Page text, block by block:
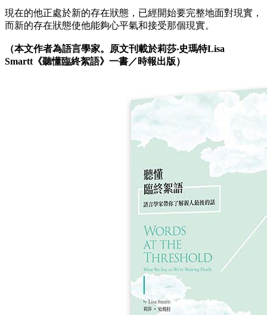
現在的他正處於新的存在狀態，已經開始要完整地面對現實，
而新的存在狀態使他能夠心平氣和接受那個現實。
（本文作者為語言學家。原文刊載於莉莎‧史瑪特Lisa
Smartt《聽懂臨終絮語》一書／時報出版）